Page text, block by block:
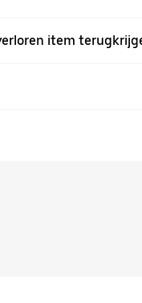
item